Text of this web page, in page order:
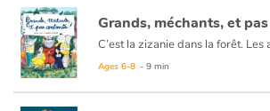
Grands, méchants, et
Ages 6-8 - 9 min